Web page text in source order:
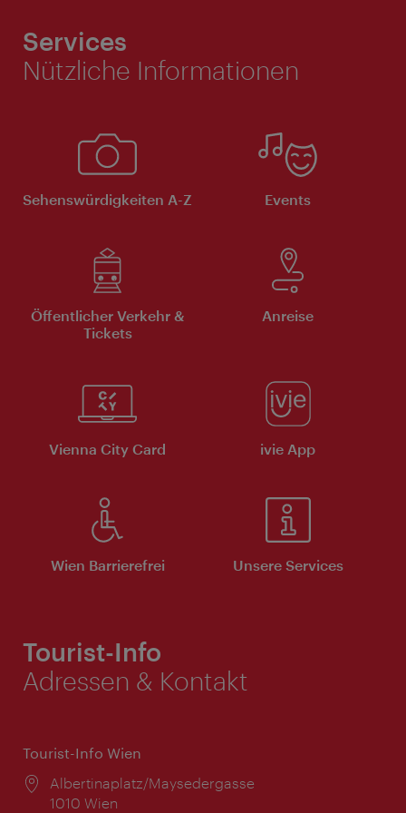
Services
Nützliche Informationen
Sehenswürdigkeiten A-Z Events
Öffentlicher Verkehr &
Tickets
Anreise
Vienna City Card ivie App
Wien Barrierefrei Unsere Services
Tourist-Info
Adressen & Kontakt
Tourist-Info Wien
Ort:
Albertinaplatz/Maysedergasse
1010 Wien